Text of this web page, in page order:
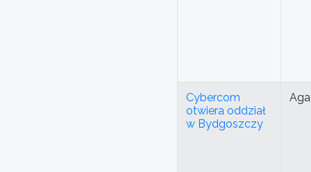
Cybercom
otwiera oddział
w Bydgoszczy